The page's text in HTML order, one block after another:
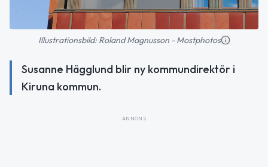
Illustrationsbild: Roland Magnusson - Mostphotos
Susanne Hägglund blir ny kommundirektör i
Kiruna kommun.
ANNONS